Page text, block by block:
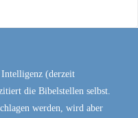
(derzeit
die Bibelstellen selbst.
werden, wird aber